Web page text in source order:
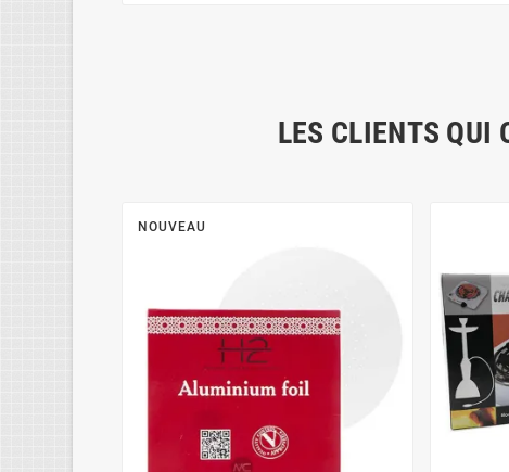
LES CLIENTS QUI
NOUVEAU